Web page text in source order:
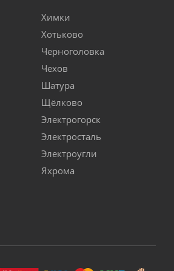
Химки
Хотьково
Черноголовка
Чехов
Шатура
Щёлково
Электрогорск
Электросталь
Электроугли
Яхрома